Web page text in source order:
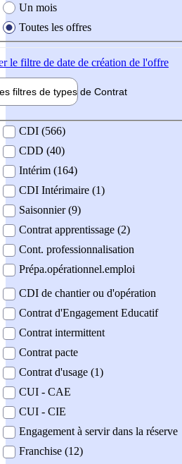
Un mois
Toutes les offres
le filtre de date de création de l'offre
filtres de types de Contrat
contrat
CDI (566)
CDD (40)
Intérim (164)
CDI Intérimaire (1)
Saisonnier (9)
Contrat apprentissage (2)
Cont. professionnalisation
Prépa.opérationnel.emploi
CDI de chantier ou d'opération
Contrat d'Engagement Educatif
Contrat intermittent
Contrat pacte
Contrat d'usage (1)
CUI - CAE
CUI - CIE
Engagement à servir dans la réserve
Franchise (12)